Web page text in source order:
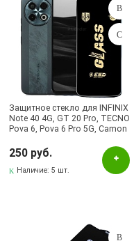
Защитное стекло для INFINIX
Note 40 4G, GT 20 Pro, TECNO
Pova 6, Pova 6 Pro 5G, Camon
окантовки черный
250 руб.
Наличие:5 шт.